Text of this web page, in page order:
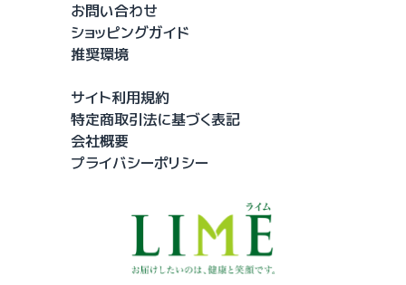
お問い合わせ
ショッピングガイド
推奨環境
サイト利用規約
特定商取引法に基づく表記
会社概要
プライバシーポリシー